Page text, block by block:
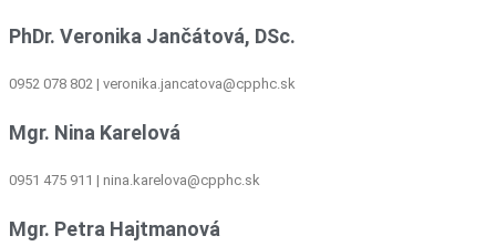
PhDr. Veronika Jančátová, DSc.
0952 078 802 | veronika.jancatova@cpphc.sk
Mgr. Nina Karelová
0951 475 911 | nina.karelova@cpphc.sk
Mgr. Petra Hajtmanová